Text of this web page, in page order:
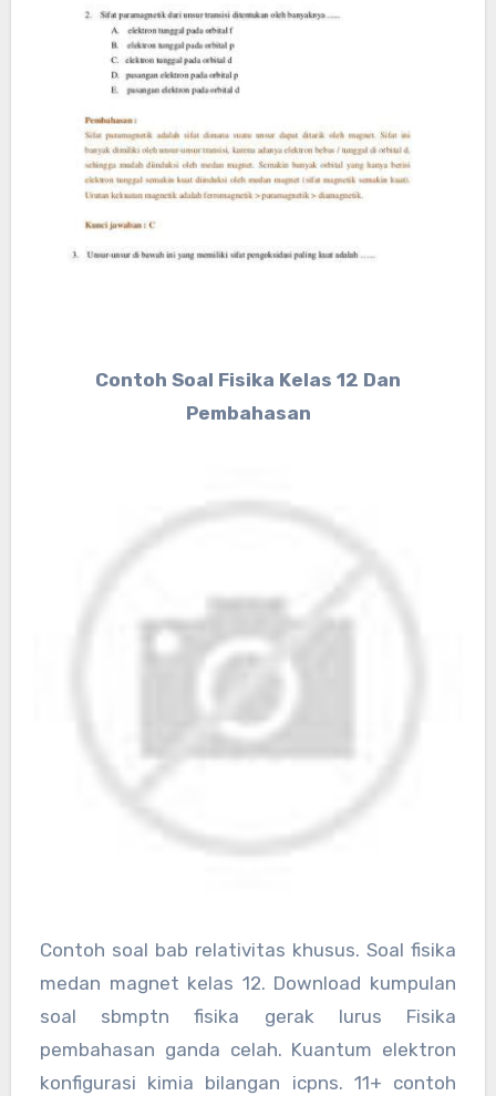
Contoh Soal Fisika Kelas 12 Dan
Pembahasan
Contoh soal bab relativitas khusus. Soal fisika
medan magnet kelas 12. Download kumpulan
soal sbmptn fisika gerak lurus Fisika
pembahasan ganda celah. Kuantum elektron
konfigurasi kimia bilangan icpns. 11+ contoh